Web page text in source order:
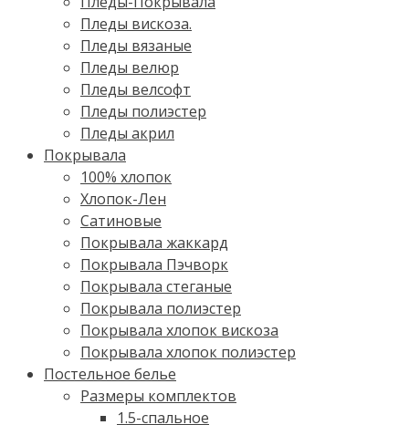
Пледы вискоза.
Пледы вязаные
Пледы велюр
Пледы велсофт
Пледы полиэстер
Пледы акрил
Покрывала
100% хлопок
Хлопок-Лен
Сатиновые
Покрывала жаккард
Покрывала Пэчворк
Покрывала стеганые
Покрывала полиэстер
Покрывала хлопок вискоза
Покрывала хлопок полиэстер
Постельное белье
Размеры комплектов
1.5-спальное